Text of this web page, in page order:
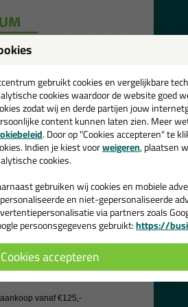
S70 310ml
je kit in een specifieke kleur?
toepassingen. Een duurzame
met gegarandeerd een topresultaat.
besteld = morgen in huis.
je meer weten over de toepassing en
& tricks voor Ottoseal
volgende blogs wordt dit product gebruikt:
Bad kitten, zo doe je dat!
De badkamer kitten? Lees hier hoe!
Douche kitten, zo doe je dat!
Hoe kan je kit verwijderen?
Hoe kies je de juiste kit kleur?
Hoe kit ik een (natuursteen) aanrechtblad
Kookplaat afkitten? Hier lees je ons
SPC wandpanelen lijmen, zo doe je dat!
Spiegel lijmen, zo doe je dat!
gebruikt cookies en vergelijkbare
cookies waardoor de website goed
zodat wij en derde partijen jouw
content kunnen laten zien. Meer
. Door op "Cookies accepteren" te
Indien je kiest voorweigeren, plaatsen
cookies.
gebruiken wij cookies en mobiele
en niet-gepersonaliseerde
via partners zoals
persoonsgegevens gebruikt:https://
Cookies accepteren
💚
en ontvang een
€35,-bij je eerste bestelling!
de actiecode ›
geen cadeau
vanaf €125,-